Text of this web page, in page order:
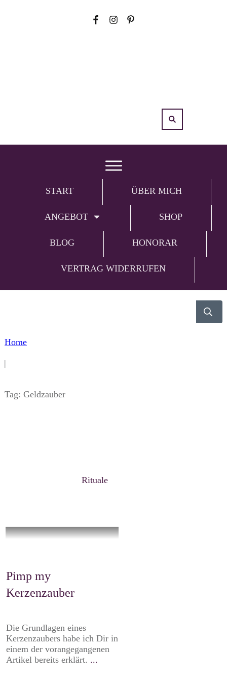
START ÜBER MICH
ANGEBOT SHOP
BLOG HONORAR
VERTRAG WIDERRUFEN
Home
|
Tag: Geldzauber
Rituale
Pimp my
Kerzenzauber
Die Grundlagen eines
Kerzenzaubers habe ich Dir in
einem der vorangegangenen
Artikel bereits erklärt. ...